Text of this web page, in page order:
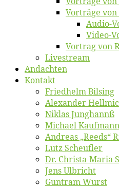
Vor­trä­ge
Au­dio-
Vi­deo-
Vor­trag von
Live­stream
An­dach­ten
Kon­takt
Fried­helm Bilsing
Alex­an­der
Ni­klas Junghannß
Mi­cha­el Kaufmann
An­dre­as „Reeds“
Lutz Scheuf­ler
Dr. Chris­­ta-Ma­ria
Jens Ulb­richt
Gun­tram Wurst